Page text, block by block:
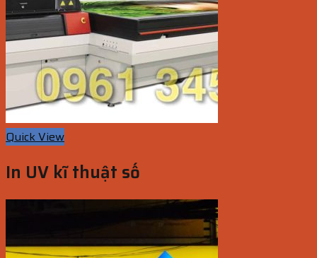
Quick View
In UV kĩ thuật số